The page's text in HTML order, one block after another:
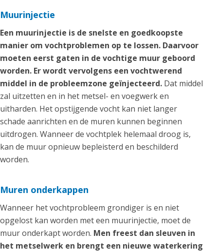
Muurinjectie
Een muurinjectie is de snelste en goedkoopste
manier om vochtproblemen op te lossen. Daarvoor
moeten eerst gaten in de vochtige muur geboord
worden. Er wordt vervolgens een vochtwerend
middel in de probleemzone geïnjecteerd. Dat middel
zal uitzetten en in het metsel- en voegwerk en
uitharden. Het opstijgende vocht kan niet langer
schade aanrichten en de muren kunnen beginnen
uitdrogen. Wanneer de vochtplek helemaal droog is,
kan de muur opnieuw bepleisterd en beschilderd
worden.
Muren onderkappen
Wanneer het vochtprobleem grondiger is en niet
opgelost kan worden met een muurinjectie, moet de
muur onderkapt worden. Men freest dan sleuven in
het metselwerk en brengt een nieuwe waterkering